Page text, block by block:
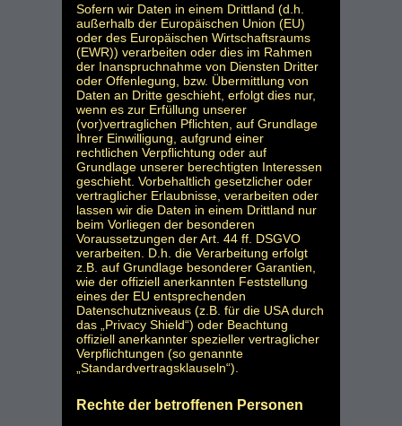
Sofern wir Daten in einem Drittland (d.h.
außerhalb der Europäischen Union (EU)
oder des Europäischen Wirtschaftsraums
(EWR)) verarbeiten oder dies im Rahmen
der Inanspruchnahme von Diensten Dritter
oder Offenlegung, bzw. Übermittlung von
Daten an Dritte geschieht, erfolgt dies nur,
wenn es zur Erfüllung unserer
(vor)vertraglichen Pflichten, auf Grundlage
Ihrer Einwilligung, aufgrund einer
rechtlichen Verpflichtung oder auf
Grundlage unserer berechtigten Interessen
geschieht. Vorbehaltlich gesetzlicher oder
vertraglicher Erlaubnisse, verarbeiten oder
lassen wir die Daten in einem Drittland nur
beim Vorliegen der besonderen
Voraussetzungen der Art. 44 ff. DSGVO
verarbeiten. D.h. die Verarbeitung erfolgt
z.B. auf Grundlage besonderer Garantien,
wie der offiziell anerkannten Feststellung
eines der EU entsprechenden
Datenschutzniveaus (z.B. für die USA durch
das „Privacy Shield“) oder Beachtung
offiziell anerkannter spezieller vertraglicher
Verpflichtungen (so genannte
„Standardvertragsklauseln“).
Rechte der betroffenen Personen